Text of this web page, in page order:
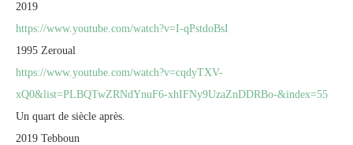
2019
https://www.youtube.com/watch?v=I-qPstdoBsI
1995 Zeroual
https://www.youtube.com/watch?v=cqdyTXV-
xQ0&list=PLBQTwZRNdYnuF6-xhIFNy9UzaZnDDRBo-&index=55
Un quart de siècle après.
2019 Tebboun